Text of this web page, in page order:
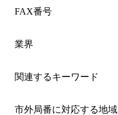
FAX番号
業界
関連するキーワード
市外局番に対応する地域